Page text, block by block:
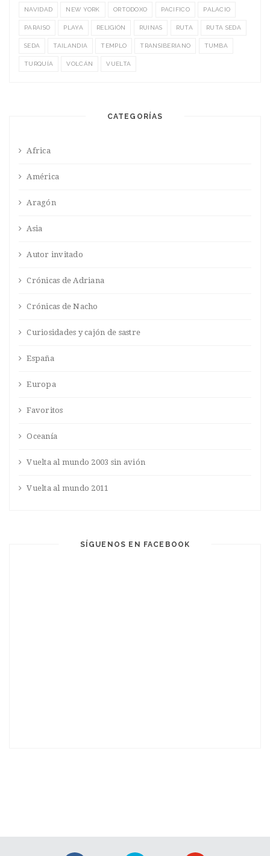
NAVIDAD NEW YORK ORTODOXO PACIFICO PALACIO
PARAISO PLAYA RELIGIÓN RUINAS RUTA RUTA SEDA
SEDA TAILANDIA TEMPLO TRANSIBERIANO TUMBA
TURQUÍA VOLCÁN VUELTA
CATEGORÍAS
Africa
América
Aragón
Asia
Autor invitado
Crónicas de Adriana
Crónicas de Nacho
Curiosidades y cajón de sastre
España
Europa
Favoritos
Oceanía
Vuelta al mundo 2003 sin avión
Vuelta al mundo 2011
SÍGUENOS EN FACEBOOK